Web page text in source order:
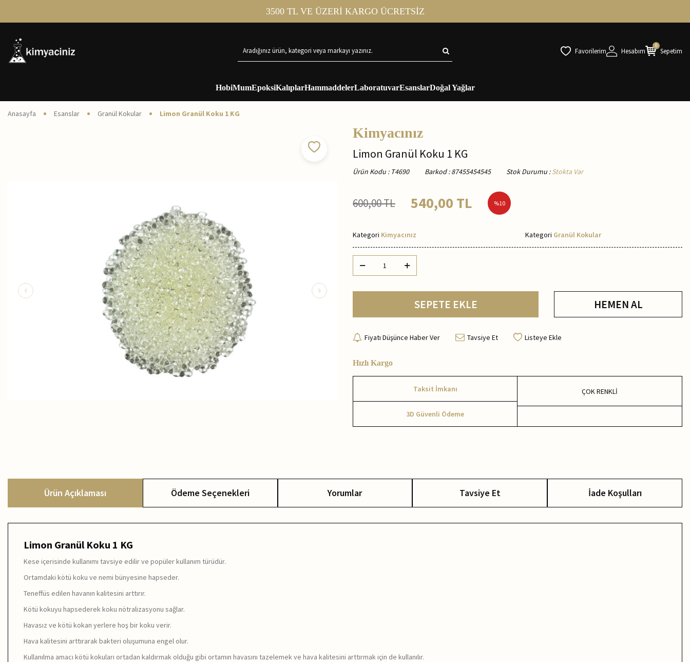
3500 TL VE ÜZERİ KARGO ÜCRETSİZ
Favorilerim Hesabım
0
Sepetim
HobiMumEpoksiKalıplarHammaddelerLaboratuvarEsanslarDoğal Yağlar
Anasayfa Esanslar Granül Kokular Limon Granül Koku 1 KG
Kimyacınız
Limon Granül Koku 1 KG
Ürün Kodu : T4690 Barkod : 87455454545 Stok Durumu : Stokta Var
600,00TL 540,00 TL %10
Kategori Kimyacınız Kategori Granül Kokular
SEPETE EKLE HEMEN AL
Fiyatı Düşünce Haber Ver Tavsiye Et Listeye Ekle
Hızlı Kargo
Taksit İmkanı
3D Güvenli Ödeme
ÇOK RENKLİ
Ürün Açıklaması Ödeme Seçenekleri Yorumlar Tavsiye Et İade Koşulları
Limon Granül Koku 1 KG
Kese içerisinde kullanımı tavsiye edilir ve popüler kullanım türüdür.
Ortamdaki kötü koku ve nemi bünyesine hapseder.
Teneffüs edilen havanın kalitesini arttırır.
Kötü kokuyu hapsederek koku nötralizasyonu sağlar.
Havasız ve kötü kokan yerlere hoş bir koku verir.
Hava kalitesini arttırarak bakteri oluşumuna engel olur.
Kullanılma amacı kötü kokuları ortadan kaldırmak olduğu gibi ortamın havasını tazelemek ve hava kalitesini arttırmak için de kullanılır.